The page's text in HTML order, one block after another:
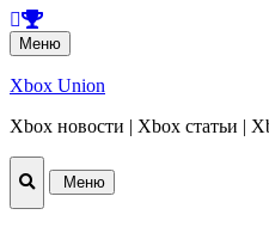
Меню Перейти
к
содержанию
Xbox Union
Xbox новости | Xbox статьи |
Меню к